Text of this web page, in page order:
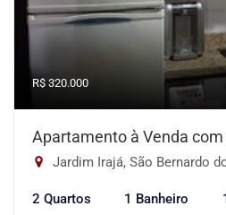
R$ 320.000
Apartamento à Venda com
Jardim Irajá, São Bernardo
2 Quartos 1 Banheiro